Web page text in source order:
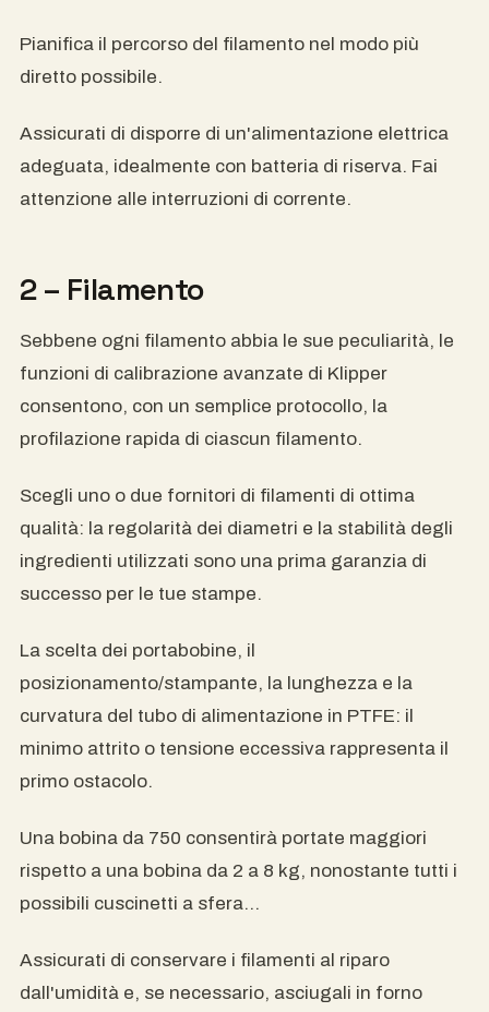
Pianifica il percorso del filamento nel modo più
diretto possibile.
Assicurati di disporre di un'alimentazione elettrica
adeguata, idealmente con batteria di riserva. Fai
attenzione alle interruzioni di corrente.
2 – Filamento
Sebbene ogni filamento abbia le sue peculiarità, le
funzioni di calibrazione avanzate di Klipper
consentono, con un semplice protocollo, la
profilazione rapida di ciascun filamento.
Scegli uno o due fornitori di filamenti di ottima
qualità: la regolarità dei diametri e la stabilità degli
ingredienti utilizzati sono una prima garanzia di
successo per le tue stampe.
La scelta dei portabobine, il
posizionamento/stampante, la lunghezza e la
curvatura del tubo di alimentazione in PTFE: il
minimo attrito o tensione eccessiva rappresenta il
primo ostacolo.
Una bobina da 750 consentirà portate maggiori
rispetto a una bobina da 2 a 8 kg, nonostante tutti i
possibili cuscinetti a sfera…
Assicurati di conservare i filamenti al riparo
dall'umidità e, se necessario, asciugali in forno